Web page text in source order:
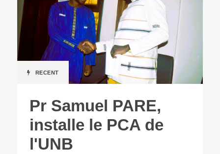
RECENT
Pr Samuel PARE,
installe le PCA de
l'UNB